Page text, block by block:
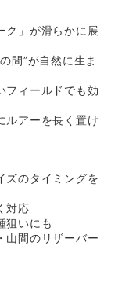
ク」が滑らかに展
間”が自然に生ま
フィールドでも効
ルアーを長く置け
ズのタイミングを
対応
狙いにも
山間のリザーバー